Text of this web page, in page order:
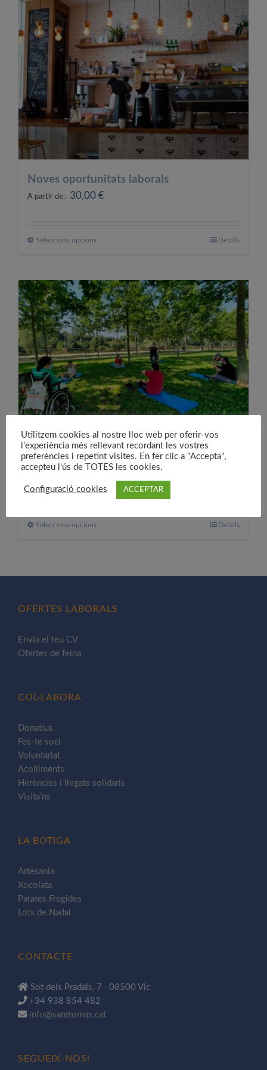
OFERTES LABORALS
COL·LABORA
LA BOTIGA
Noves oportunitats laborals
A partir de: 30,00 €
Selecciona opcionsAquest
diverses
variants.
Les
opcions
es
poden
triar
a
la
del
producte
Detalls
Més qualitat de vida
Selecciona opcionsAquest
Les
Detalls
OFERTES LABORALS
Envia el teu CV
Ofertes de feina
COL·LABORA
Donatius
Fes-te soci
Voluntariat
Acolliments
Herències i llegats solidaris
Visita’ns
LA BOTIGA
Artesania
Xocolata
Patates Fregides
Lots de Nadal
CONTACTE
Sot dels Pradals, 7 · 08500 Vic
+34 938 854 482
info@santtomas.cat
SEGUEIX-NOS!
Utilitzem cookies al nostre lloc web per oferir-vos
l’experiència més rellevant recordant les vostres
preferències i repetint visites. En fer clic a "Accepta",
accepteu l'ús de TOTES les cookies.
Configuració cookies ACCEPTAR